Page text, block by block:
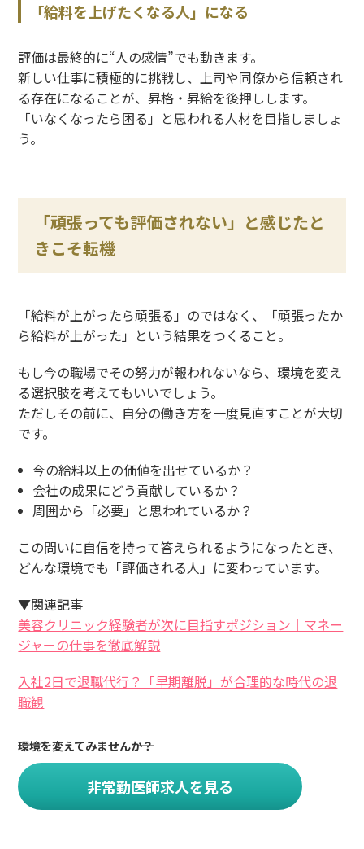
「給料を上げたくなる人」になる
評価は最終的に“人の感情”でも動きます。
新しい仕事に積極的に挑戦し、上司や同僚から信頼され
る存在になることが、昇格・昇給を後押しします。
「いなくなったら困る」と思われる人材を目指しましょ
う。
「頑張っても評価されない」と感じたと
きこそ転機
「給料が上がったら頑張る」のではなく、「頑張ったか
ら給料が上がった」という結果をつくること。
もし今の職場でその努力が報われないなら、環境を変え
る選択肢を考えてもいいでしょう。
ただしその前に、自分の働き方を一度見直すことが大切
です。
今の給料以上の価値を出せているか？
会社の成果にどう貢献しているか？
周囲から「必要」と思われているか？
この問いに自信を持って答えられるようになったとき、
どんな環境でも「評価される人」に変わっています。
▼関連記事
美容クリニック経験者が次に目指すポジション｜マネー
ジャーの仕事を徹底解説
入社2日で退職代行？「早期離脱」が合理的な時代の退
職観
環境を変えてみませんか？
非常勤医師求人を見る